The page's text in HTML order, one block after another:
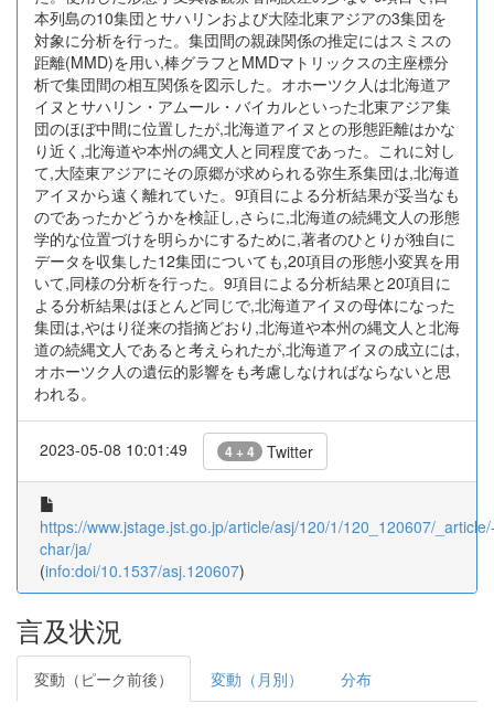
本列島の10集団とサハリンおよび大陸北東アジアの3集団を
対象に分析を行った。集団間の親疎関係の推定にはスミスの
距離(MMD)を用い,棒グラフとMMDマトリックスの主座標分
析で集団間の相互関係を図示した。オホーツク人は北海道ア
イヌとサハリン・アムール・バイカルといった北東アジア集
団のほぼ中間に位置したが,北海道アイヌとの形態距離はかな
り近く,北海道や本州の縄文人と同程度であった。これに対し
て,大陸東アジアにその原郷が求められる弥生系集団は,北海道
アイヌから遠く離れていた。9項目による分析結果が妥当なも
のであったかどうかを検証し,さらに,北海道の続縄文人の形態
学的な位置づけを明らかにするために,著者のひとりが独自に
データを収集した12集団についても,20項目の形態小変異を用
いて,同様の分析を行った。9項目による分析結果と20項目に
よる分析結果はほとんど同じで,北海道アイヌの母体になった
集団は,やはり従来の指摘どおり,北海道や本州の縄文人と北海
道の続縄文人であると考えられたが,北海道アイヌの成立には,
オホーツク人の遺伝的影響をも考慮しなければならないと思
われる。
2023-05-08 10:01:49 4 + 4 Twitter
https://www.jstage.jst.go.jp/article/asj/120/1/120_120607/
char/ja/
(info:doi/10.1537/asj.120607)
言及状況
変動（ピーク前後） 変動（月別） 分布